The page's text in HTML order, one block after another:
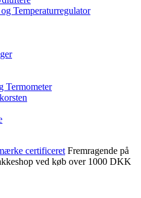
Temperaturregulator
Termometer
certificeret Fremragende på
ved køb over 1000 DKK